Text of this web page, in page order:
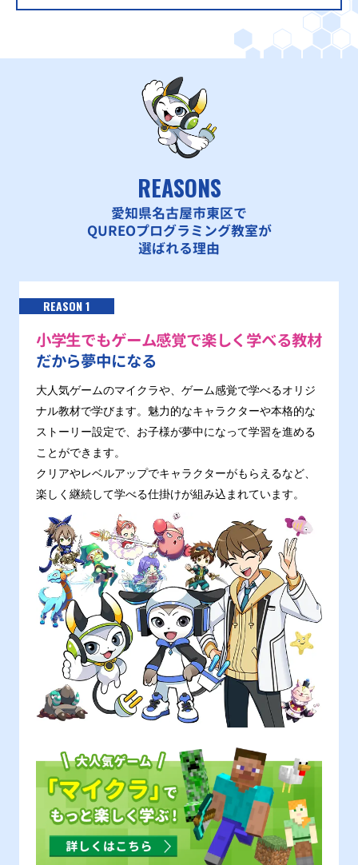
REASONS
愛知県名古屋市東区で
QUREOプログラミング教室が
選ばれる理由
REASON 1
小学生でもゲーム感覚で楽しく学べる教材
だから夢中になる
大人気ゲームのマイクラや、ゲーム感覚で学べるオリジ
ナル教材で学びます。魅力的なキャラクターや本格的な
ストーリー設定で、お子様が夢中になって学習を進める
ことができます。
クリアやレベルアップでキャラクターがもらえるなど、
楽しく継続して学べる仕掛けが組み込まれています。